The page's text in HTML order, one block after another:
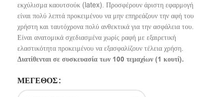
εκχύλισμα καουτσούκ (latex). Προσφέρουν άριστη εφαρμογή
είναι πολύ λεπτά προκειμένου να μην επηρεάζουν την αφή του
χρήστη και ταυτόχρονα πολύ ανθεκτικά για την ασφάλεια του.
Είναι ανατομικά σχεδιασμένα χωρίς ραφή με εξαιρετική
ελαστικότητα προκειμένου να εξασφαλίζουν τέλεια χρήση.
Διατίθενται σε συσκευασία των 100 τεμαχίων (1 κουτί).
ΜΈΓΕΘΟΣ